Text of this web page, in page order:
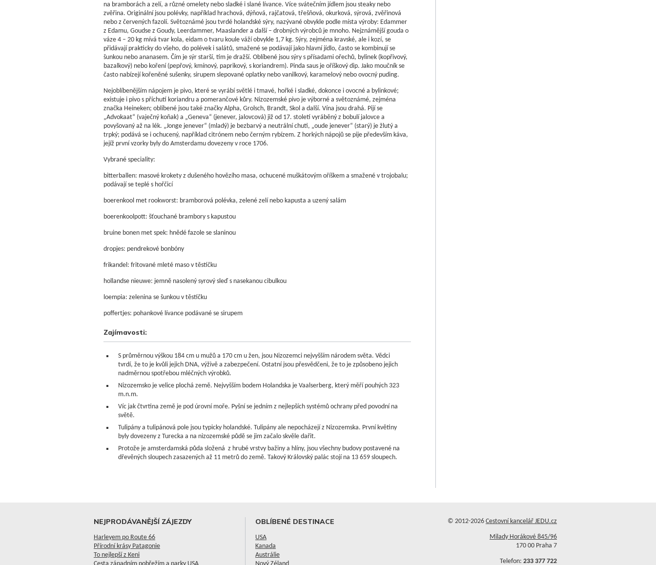
na bramborách a zelí, a různé omelety nebo sladké i slané lívance. Více svátečním jídlem jsou steaky nebo
zvěřina. Originální jsou polévky, například hrachová, dýňová, rajčatová, třešňová, okurková, sýrová, zvěřinová
nebo z červených fazolí. Světoznámé jsou tvrdé holandské sýry, nazývané obvykle podle místa výroby: Edammer
z Edamu, Goudse z Goudy, Leerdammer, Maaslander a další – drobných výrobců je mnoho. Nejznámější gouda o
váze 4 – 20 kg mívá tvar kola, eidam o tvaru koule váží obvykle 1,7 kg. Sýry, zejména kravské, ale i kozí, se
přidávají prakticky do všeho, do polévek i salátů, smažené se podávají jako hlavní jídlo, často se kombinují se
šunkou nebo ananasem. Čím je sýr starší, tím je dražší. Oblíbené jsou sýry s přísadami ořechů, bylinek (kopřivový,
bazalkový) nebo koření (pepřový, kmínový, paprikový, s koriandrem). Pinda saus je oříškový dip. Jako moučník se
často nabízejí kořeněné sušenky, sirupem slepované oplatky nebo vanilkový, karamelový nebo ovocný puding.
Nejoblíbenějším nápojem je pivo, které se vyrábí světlé i tmavé, hořké i sladké, dokonce i ovocné a bylinkové;
existuje i pivo s příchutí koriandru a pomerančové kůry. Nizozemské pivo je výborné a světoznámé, zejména
značka Heineken; oblíbené jsou také značky Alpha, Grolsch, Brandt, Skol a další. Vína jsou drahá. Pijí se
„Advokaat“ (vaječný koňak) a „Geneva“ (jenever, jalovcová) již od 17. století vyráběný z bobulí jalovce a
povyšovaný až na lék. „Jonge jenever“ (mladý) je bezbarvý a neutrální chuti, „oude jenever“ (starý) je žlutý a
trpký; podává se i ochucený, například citrónem nebo černým rybízem. Z horkých nápojů se pije především káva,
jejíž první vzorky byly do Amsterdamu dovezeny v roce 1706.
Vybrané speciality:
bitterballen: masové krokety z dušeného hovězího masa, ochucené muškátovým oříškem a smažené v trojobalu;
podávají se teplé s hořčicí
boerenkool met rookworst: bramborová polévka, zelené zelí nebo kapusta a uzený salám
boerenkoolpott: šťouchané brambory s kapustou
bruine bonen met spek: hnědé fazole se slaninou
dropjes: pendrekové bonbóny
frikandel: fritované mleté maso v těstíčku
hollandse nieuwe: jemně nasolený syrový sleď s nasekanou cibulkou
loempia: zelenina se šunkou v těstíčku
poffertjes: pohankové lívance podávané se sirupem
Zajímavosti:
S průměrnou výškou 184 cm u mužů a 170 cm u žen, jsou Nizozemci nejvyšším národem světa. Vědci
tvrdí, že to je kvůli jejich DNA, výživě a zabezpečení. Ostatní jsou přesvědčeni, že to je způsobeno jejich
nadměrnou spotřebou mléčných výrobků.
Nizozemsko je velice plochá země. Nejvyšším bodem Holandska je Vaalserberg, který měří pouhých 323
m.n.m.
Víc jak čtvrtina země je pod úrovní moře. Pyšní se jedním z nejlepších systémů ochrany před povodní na
světě.
Tulipány a tulipánová pole jsou typicky holandské. Tulipány ale nepocházejí z Nizozemska. První květiny
byly dovezeny z Turecka a na nizozemské půdě se jim začalo skvěle dařit.
Protože je amsterdamská půda složená z hrubé vrstvy bažiny a hlíny, jsou všechny budovy postavené na
dřevěných sloupech zasazených až 11 metrů do země. Takový Královský palác stojí na 13 659 sloupech.
NEJPRODÁVANĚJŠÍ ZÁJEZDY
Harleyem po Route 66
Přírodní krásy Patagonie
To nejlepší z Keni
OBLÍBENÉ DESTINACE
USA
Kanada
Austrálie
© 2012-2026 Cestovní kancelář JEDU.cz
Milady Horákové 845/96
170 00 Praha 7
Telefon: 233 377 722